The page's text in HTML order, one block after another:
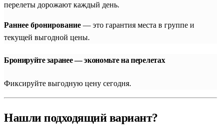
перелеты дорожают каждый день.
Раннее бронирование — это гарантия места в группе и
текущей выгодной цены.
Бронируйте заранее — экономьте на перелетах
Фиксируйте выгодную цену сегодня.
Нашли подходящий вариант?